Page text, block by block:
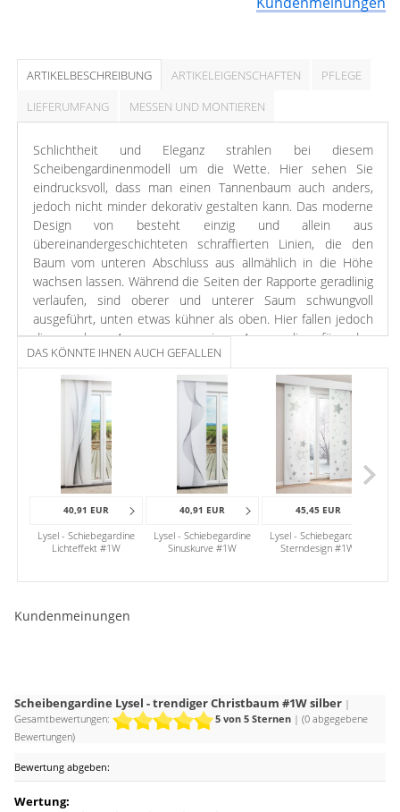
ARTIKELBESCHREIBUNG ARTIKELEIGENSCHAFTEN
PFLEGE
LIEFERUMFANG
MESSEN UND MONTIEREN
Schlichtheit und Eleganz strahlen bei diesem
Scheibengardinenmodell um die Wette. Hier sehen Sie
eindrucksvoll, dass man einen Tannenbaum auch anders,
jedoch nicht minder dekorativ gestalten kann. Das moderne
Design von besteht einzig und allein aus
übereinandergeschichteten schraffierten Linien, die den
Baum vom unteren Abschluss aus allmählich in die Höhe
wachsen lassen. Während die Seiten der Rapporte geradlinig
verlaufen, sind oberer und unterer Saum schwungvoll
ausgeführt, unten etwas kühner als oben. Hier fallen jedoch
die ovalen Aussparungen ins Auge, die für den
Stangendurchzug in den Stoff gebracht sind. Die Transparenz
des Polyesters ist ein weiterer kreativer Faktor, der sich
positiv auf das Raumklima auswirkt. Da die Gardine Ihre
Glasfront ohnehin nicht vollständig verhüllt, bleiben Wohn-
und Esszimmer lange freundlich hell, vor blendender Sonne
dennoch geschützt.
DAS KÖNNTE IHNEN AUCH GEFALLEN
40,91 EUR
Lysel - Schiebegardine
Lichteffekt #1W
40,91 EUR
Lysel - Schiebegardine
Sinuskurve #1W
45,45 EUR
Lysel - Schiebegardine
Sterndesign #1W
Kundenmeinungen
Scheibengardine Lysel - trendiger Christbaum #1W silber|
Gesamtbewertungen:
5 von 5 Sternen | (0 abgegebene
Bewertungen)
Bewertung abgeben:
Wertung: